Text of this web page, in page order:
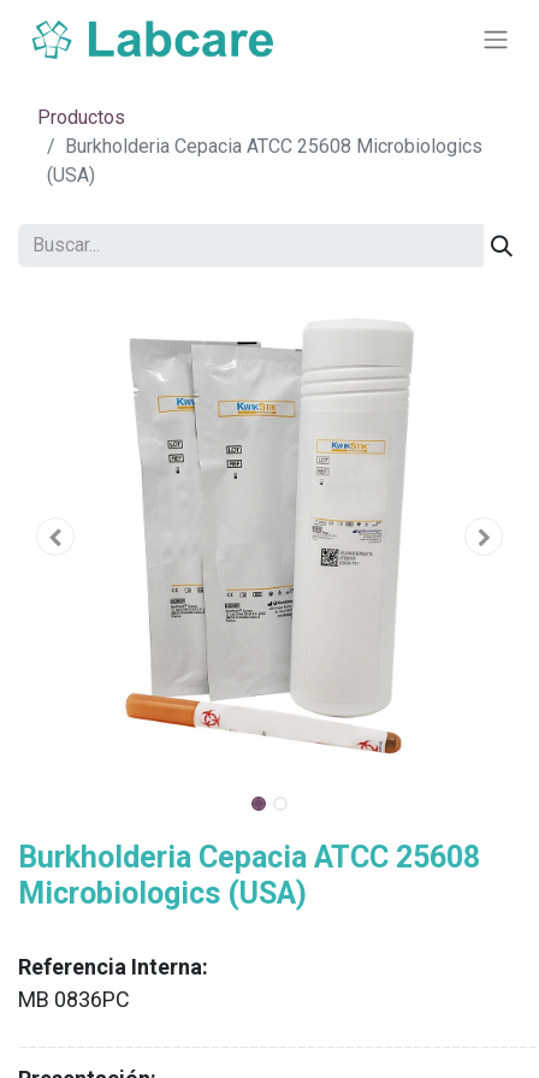
Productos
Burkholderia Cepacia ATCC 25608 Microbiologics
(USA)
Burkholderia Cepacia ATCC 25608
Microbiologics (USA)
Referencia Interna:
MB 0836PC